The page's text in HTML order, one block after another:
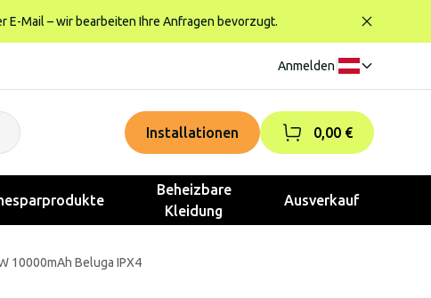
E-Mail – wir bearbeiten Ihre Anfragen bevorzugt.
Anmelden
Installationen 0,00 €
Beheizbare
Kleidung
Ausverkauf
10000mAh Beluga IPX4